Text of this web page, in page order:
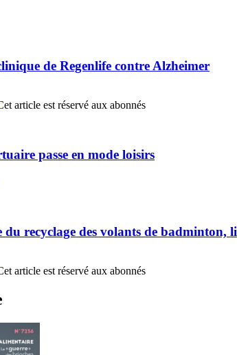
de Regenlife contre Alzheimer
article est réservé aux abonnés
passe en mode loisirs
du recyclage des volants de badminton,
article est réservé aux abonnés